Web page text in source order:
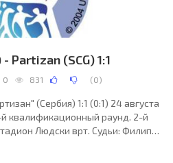
Partizan (SCG) 1:1
0 831 (0)
(Сербия) 1:1 (0:1) 24 августа
квалификационный раунд. 2-й
Людски врт. Судьи: Филипп
Рюффрэ (Франция). "Марибор":